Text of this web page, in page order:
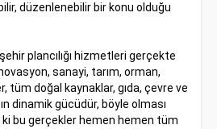
düzenlenebilir bir konu olduğu
plancılığı hizmetleri gerçekte
sanayi, tarım, orman,
tüm doğal kaynaklar, gıda, çevre ve
dinamik gücüdür, böyle olması
ki bu gerçekler hemen hemen tüm